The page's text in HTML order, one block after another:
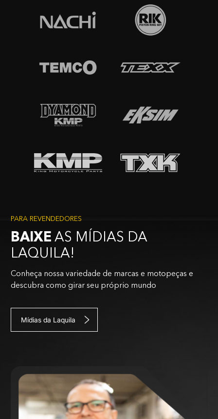
PARA REVENDEDORES
BAIXE AS MÍDIAS DA
LAQUILA!
Conheça nossa variedade de marcas e motopeças e
descubra como girar seu próprio mundo
Mídias da Laquila